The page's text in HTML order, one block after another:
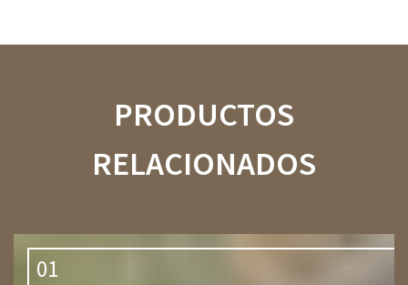
PRODUCTOS
RELACIONADOS
01